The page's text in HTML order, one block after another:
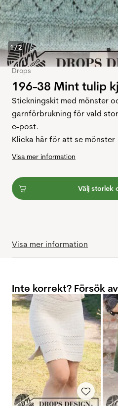
1/2
Drops
196-38 Mint tulip
Stickningskit med mönster
garnförbrukning för vald
e-post.
Klicka här för att se mönster
Visa mer information
Välj storlek
Visa mer information
Inte korrekt? Försök